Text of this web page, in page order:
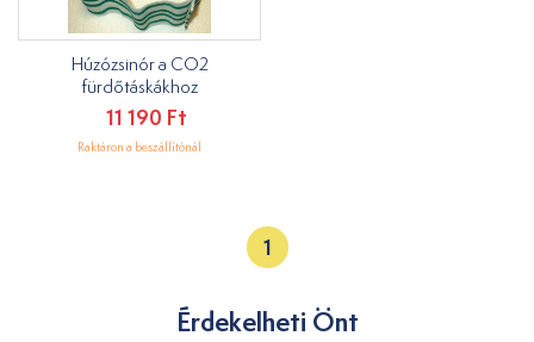
Húzózsinór a CO2
fürdőtáskákhoz
11 190 Ft
Raktáron a beszállítónál
1
Érdekelheti Önt